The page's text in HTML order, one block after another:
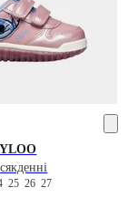
252627